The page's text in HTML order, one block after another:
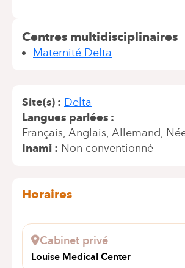
Centres multidisciplinaires
Maternité Delta
Site(s)
Delta
Langues parlées
Français Anglais Allemand
Inami
Non conventionné
Horaires
Cabinet privé
Louise Medical Center